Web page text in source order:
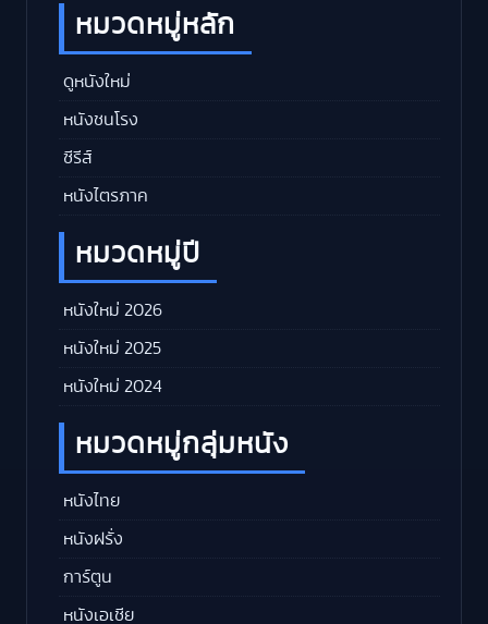
หมวดหมู่หลัก
ดูหนังใหม่
หนังชนโรง
ซีรีส์
หนังไตรภาค
หมวดหมู่ปี
หนังใหม่ 2026
หนังใหม่ 2025
หนังใหม่ 2024
หมวดหมู่กลุ่มหนัง
หนังไทย
หนังฝรั่ง
การ์ตูน
หนังเอเชีย